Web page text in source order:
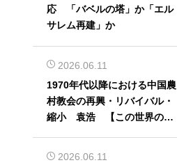
応 「バベルの塔」か「エル
サレム再建」か
2026.06.11
1970年代以降における中国農
村教会の再興・リバイバル・
縮小 袁浩 【この世界の片
2026.06.11